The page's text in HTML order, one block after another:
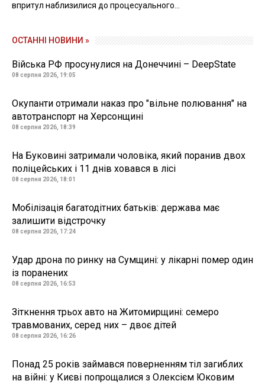
впритул наблизилися до процесуального...
ОСТАННІ НОВИНИ »
Війська РФ просунулися на Донеччині – DeepState
08 серпня 2026, 19:05
Окупанти отримали наказ про "вільне полювання" на
автотранспорт на Херсонщині
08 серпня 2026, 18:39
На Буковині затримали чоловіка, який поранив двох
поліцейських і 11 днів ховався в лісі
08 серпня 2026, 18:01
Мобілізація багатодітних батьків: держава має
залишити відстрочку
08 серпня 2026, 17:24
Удар дрона по ринку на Сумщині: у лікарні помер один
із поранених
08 серпня 2026, 16:53
Зіткнення трьох авто на Житомирщині: семеро
травмованих, серед них – двоє дітей
08 серпня 2026, 16:26
Понад 25 років займався поверненням тіл загиблих
на війні: у Києві попрощалися з Олексієм Юковим